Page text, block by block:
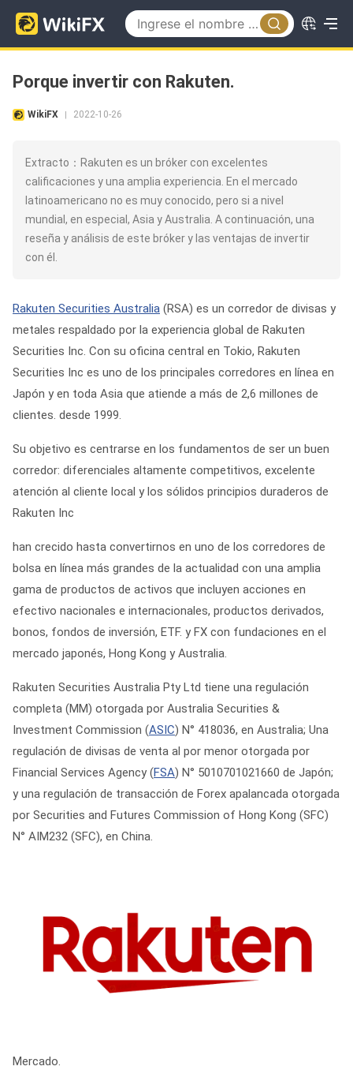
Porque invertir con Rakuten.
WikiFX 2022-10-26
Extracto：Rakuten es un bróker con excelentes
calificaciones y una amplia experiencia. En el mercado
latinoamericano no es muy conocido, pero si a nivel
mundial, en especial, Asia y Australia. A continuación, una
reseña y análisis de este bróker y las ventajas de invertir
con él.
Rakuten Securities Australia (RSA) es un corredor de divisas y
metales respaldado por la experiencia global de Rakuten
Securities Inc. Con su oficina central en Tokio, Rakuten
Securities Inc es uno de los principales corredores en línea en
Japón y en toda Asia que atiende a más de 2,6 millones de
clientes. desde 1999.
Su objetivo es centrarse en los fundamentos de ser un buen
corredor: diferenciales altamente competitivos, excelente
atención al cliente local y los sólidos principios duraderos de
Rakuten Inc
han crecido hasta convertirnos en uno de los corredores de
bolsa en línea más grandes de la actualidad con una amplia
gama de productos de activos que incluyen acciones en
efectivo nacionales e internacionales, productos derivados,
bonos, fondos de inversión, ETF. y FX con fundaciones en el
mercado japonés, Hong Kong y Australia.
Rakuten Securities Australia Pty Ltd tiene una regulación
completa (MM) otorgada por Australia Securities &
Investment Commission (ASIC) N° 418036, en Australia; Una
regulación de divisas de venta al por menor otorgada por
Financial Services Agency (FSA) N° 5010701021660 de Japón;
y una regulación de transacción de Forex apalancada otorgada
por Securities and Futures Commission of Hong Kong (SFC)
N° AIM232 (SFC), en China.
Mercado.